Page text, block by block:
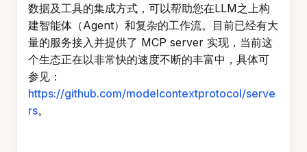
数据及工具的集成方式，可以帮助您在LLM之上构
建智能体（Agent）和复杂的工作流。目前已经有大
量的服务接入并提供了 MCP server 实现，当前这
个生态正在以非常快的速度不断的丰富中，具体可
参见：
https://github.com/modelcontextprotocol/serve
rs。